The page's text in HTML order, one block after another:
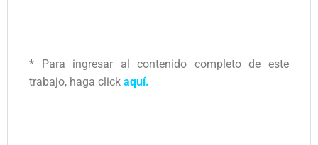
* Para ingresar al contenido completo de este
trabajo, haga click aquí.